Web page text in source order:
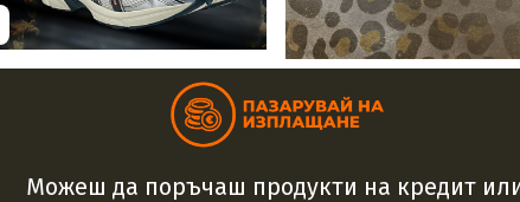
Можеш да поръчаш продукти на кредит